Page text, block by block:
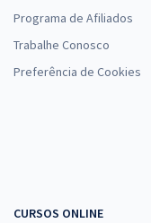
Programa de Afiliados
Trabalhe Conosco
Preferência de Cookies
CURSOS ONLINE